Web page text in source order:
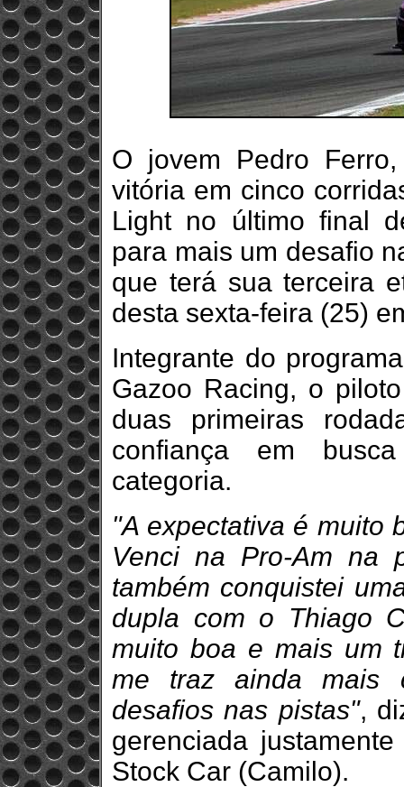
O jovem Pedro
vitória em cinco
Light no último final
para mais um desafio
que terá sua terceira
desta sexta-feira (25)
Integrante do
Gazoo Racing, o
duas primeiras
confiança em
categoria.
"A expectativa é muito
Venci na Pro-Am na
também conquistei
dupla com o Thiago
muito boa e mais um
me traz ainda mais
desafios nas pistas",
gerenciada
Stock Car (Camilo).